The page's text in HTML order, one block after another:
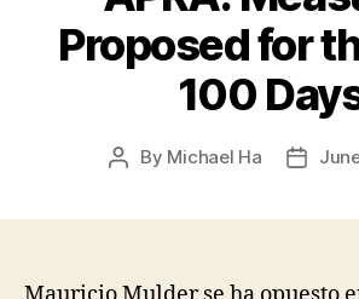
Proposed for
100
Post
By Michael Ha
Post